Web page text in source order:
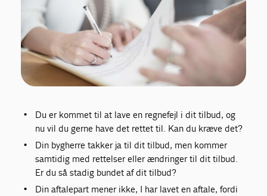
Du er kommet til at lave en regnefejl i dit tilbud, og
nu vil du gerne have det rettet til. Kan du kræve det?
Din bygherre takker ja til dit tilbud, men kommer
samtidig med rettelser eller ændringer til dit tilbud.
Er du så stadig bundet af dit tilbud?
Din aftalepart mener ikke, I har lavet en aftale, fordi